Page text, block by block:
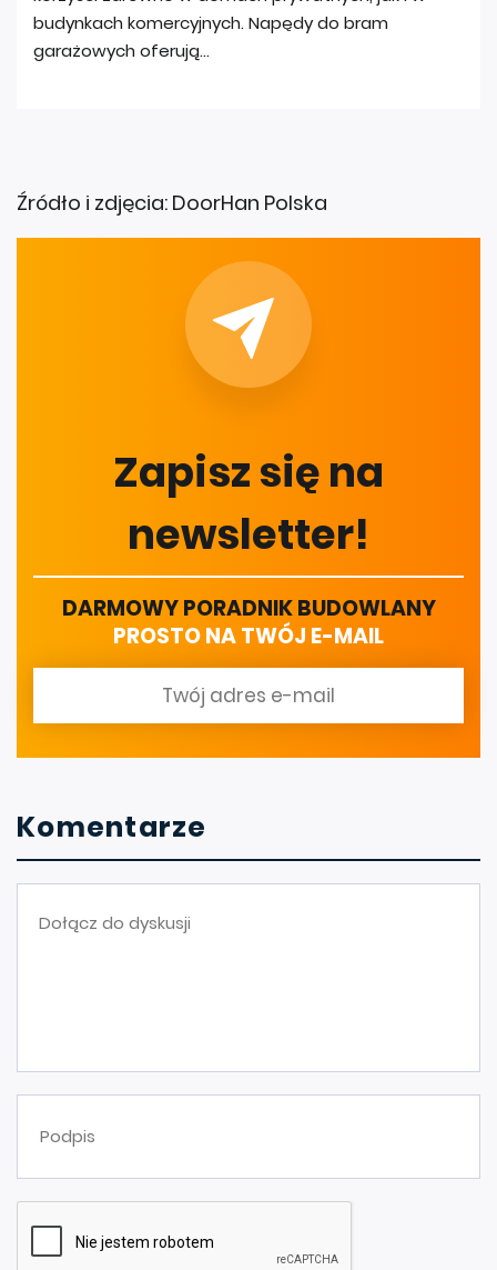
Zapisz się na
newsletter!
DARMOWY PORADNIK BUDOWLANY
PROSTO NA TWÓJ E-MAIL